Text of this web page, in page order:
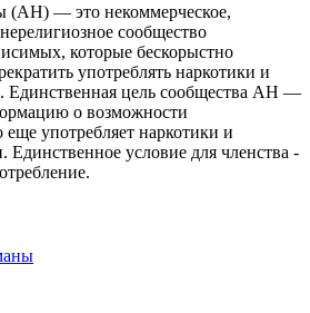
— это некоммерческое,
сообщество
которые бескорыстно
употреблять наркотики и
Единственная цель сообщества АН —
о возможности
употребляет наркотики и
Единственное условие для членства -